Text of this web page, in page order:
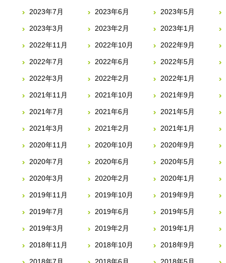
2023年7月 2023年6月 2023年5月
2023年3月 2023年2月 2023年1月
2022年11月 2022年10月 2022年9月
2022年7月 2022年6月 2022年5月
2022年3月 2022年2月 2022年1月
2021年11月 2021年10月 2021年9月
2021年7月 2021年6月 2021年5月
2021年3月 2021年2月 2021年1月
2020年11月 2020年10月 2020年9月
2020年7月 2020年6月 2020年5月
2020年3月 2020年2月 2020年1月
2019年11月 2019年10月 2019年9月
2019年7月 2019年6月 2019年5月
2019年3月 2019年2月 2019年1月
2018年11月 2018年10月 2018年9月